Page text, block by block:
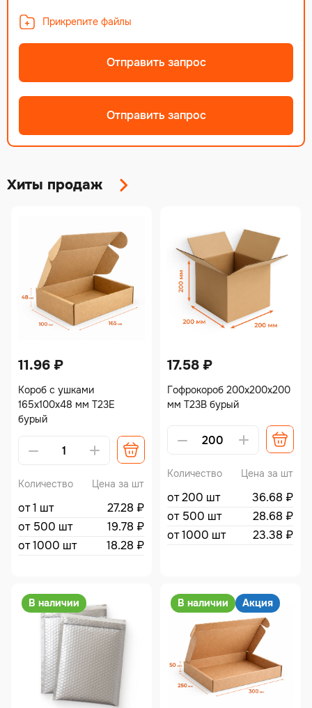
Прикрепите файлы
Отправить запрос
Отправить запрос
Хиты продаж
11.96 ₽
Короб с ушками
165х100х48 мм Т23Е
бурый
Количество Цена за шт
от 1 шт 27.28 ₽
от 500 шт
19.78 ₽
от 1000 шт
18.28 ₽
17.58 ₽
Гофрокороб 200х200х200
мм Т23В бурый
Количество Цена за шт
от 200 шт 36.68 ₽
от 500 шт
28.68 ₽
от 1000 шт
23.38 ₽
В наличии В наличии Акция